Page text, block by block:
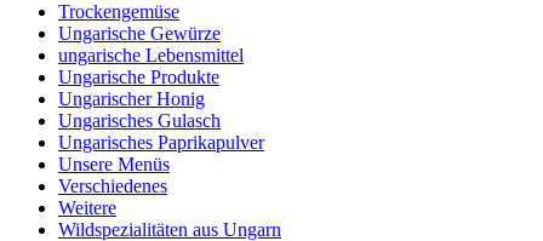
Trockengemüse
Ungarische Gewürze
ungarische Lebensmittel
Ungarische Produkte
Ungarischer Honig
Ungarisches Gulasch
Ungarisches Paprikapulver
Unsere Menüs
Verschiedenes
Weitere
Wildspezialitäten aus Ungarn